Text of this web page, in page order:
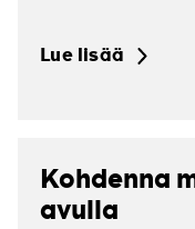
Lue lisää
Kohdenna
avulla